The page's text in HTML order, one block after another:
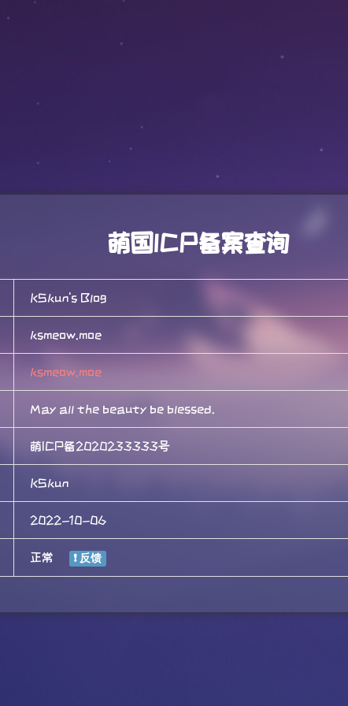
萌国ICP备案查询
KSkun's Blog
ksmeow.moe
ksmeow.moe
May all the beauty be blessed.
萌ICP备2020233333号
KSkun
2022-10-06
正常